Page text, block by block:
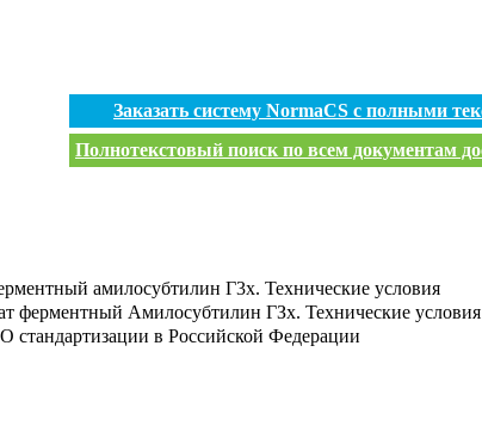
Заказать систему NormaCS с полными
Полнотекстовый поиск по всем документам
амилосубтилин Г3х. Технические условия
ферментный Амилосубтилин ГЗх. Технические условия
стандартизации в Российской Федерации